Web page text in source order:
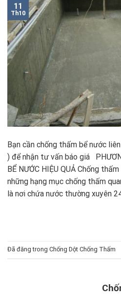
11
Th10
Bạn cần chống thấm bể nước
) để nhận tư vấn báo giá
BỂ NƯỚC HIỆU QUẢ Chống
những hạng mục chống thấm
là nơi chứa nước thường xuyên
Đã đăng trong Chống Dột Chống Thấm